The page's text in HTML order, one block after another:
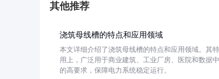
其他推荐
浇筑母线槽的特点和应用领域
本文详细介绍了浇筑母线槽的特点和应用领域。其
用上，广泛用于商业建筑、工业厂房、医院和数据
的高要求，保障电力系统稳定运行。